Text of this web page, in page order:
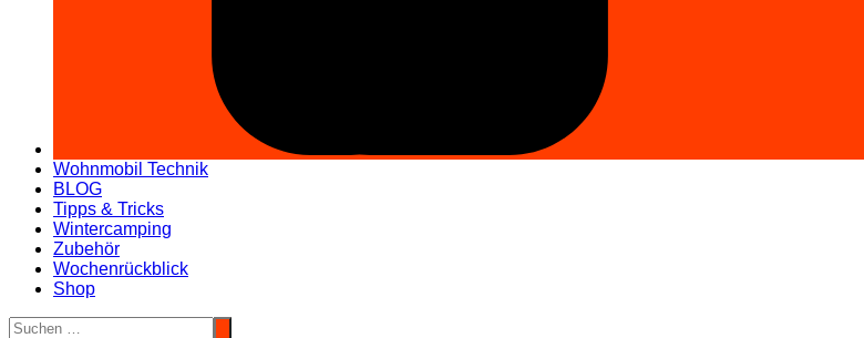
Wohnmobil Technik
BLOG
Tipps & Tricks
Wintercamping
Zubehör
Wochenrückblick
Shop